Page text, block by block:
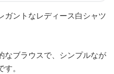
ガントなレディース白シャツ
なブラウスで、シンプルなが
。